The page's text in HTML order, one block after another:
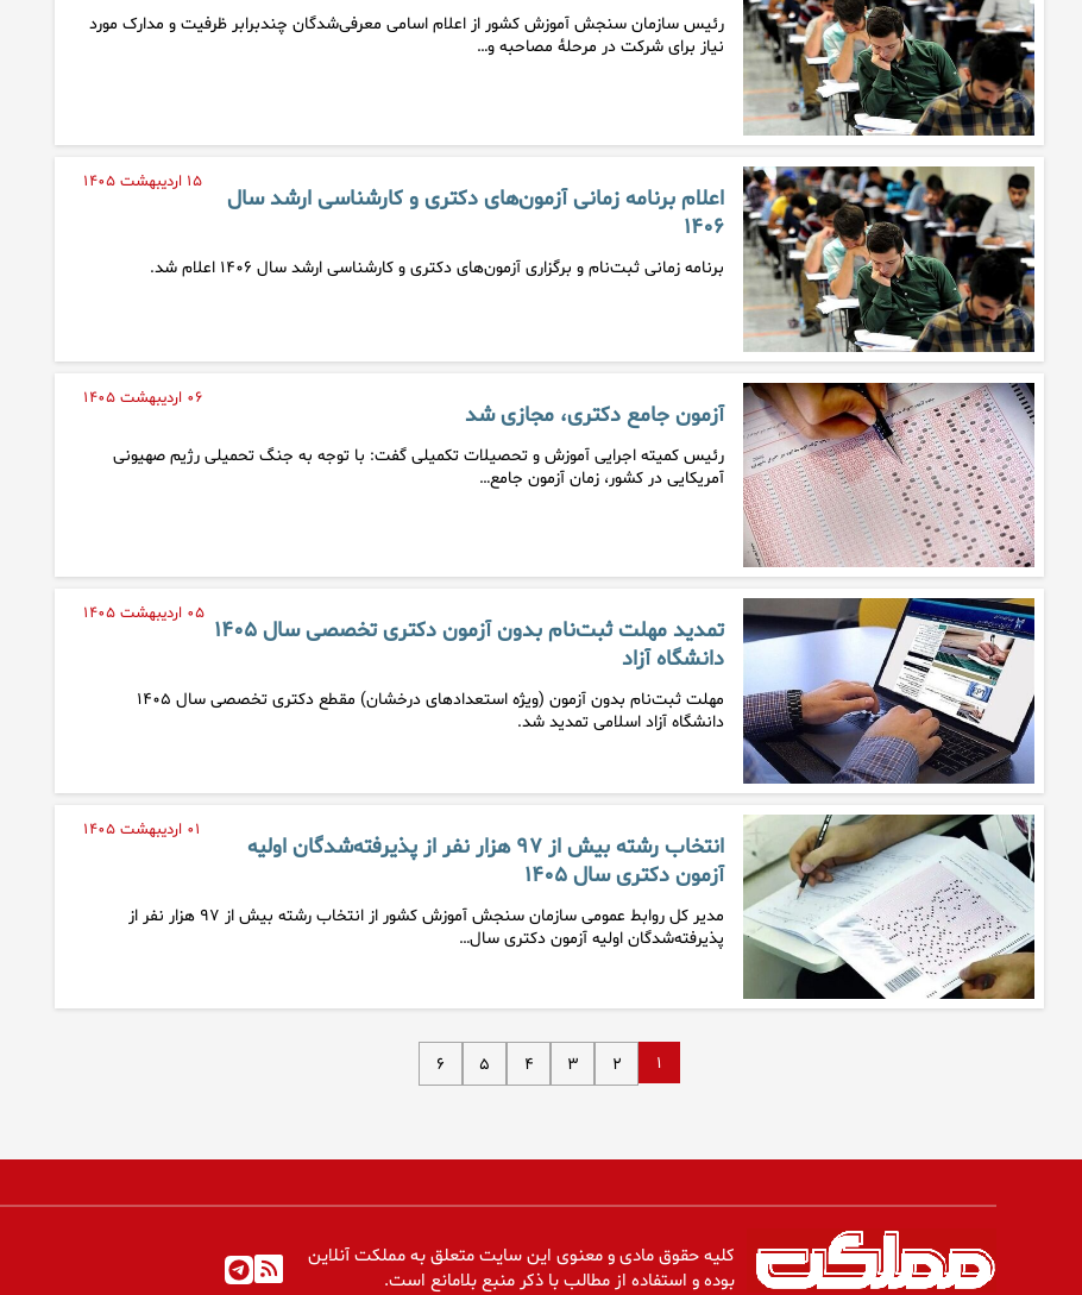
رئیس سازمان سنجش آموزش کشور از اعلام اسامی معرفی‌شدگان چندبرابر ظرفیت و مدارک مورد
نیاز برای شرکت در مرحلۀ مصاحبه و…
۱۵ اردیبهشت ۱۴۰۵
اعلام برنامه زمانی آزمون‌های دکتری و کارشناسی ارشد سال
۱۴۰۶
برنامه زمانی ثبت‌نام و برگزاری آزمون‌های دکتری و کارشناسی ارشد سال ۱۴۰۶ اعلام شد.
۰۶ اردیبهشت ۱۴۰۵
آزمون جامع دکتری، مجازی شد
رئیس کمیته اجرایی آموزش و تحصیلات تکمیلی گفت: با توجه به جنگ تحمیلی رژیم صهیونی
آمریکایی در کشور، زمان آزمون جامع…
۰۵ اردیبهشت ۱۴۰۵
تمدید مهلت ثبت‌نام بدون آزمون دکتری تخصصی سال ۱۴۰۵
دانشگاه آزاد
مهلت ثبت‌نام بدون آزمون (ویژه استعدادهای درخشان) مقطع دکتری تخصصی سال ۱۴۰۵
دانشگاه آزاد اسلامی تمدید شد.
۰۱ اردیبهشت ۱۴۰۵
انتخاب رشته بیش از ۹۷ هزار نفر از پذیرفته‌شدگان اولیه
آزمون دکتری سال ۱۴۰۵
مدیر کل روابط عمومی سازمان سنجش آموزش کشور از انتخاب رشته بیش از ۹۷ هزار نفر از
پذیرفته‌شدگان اولیه آزمون دکتری سال…
۱ ۲ ۳ ۴ ۵ ۶
کلیه حقوق مادی و معنوی این سایت متعلق به مملکت آنلاین
بوده و استفاده از مطالب با ذکر منبع بلامانع است.